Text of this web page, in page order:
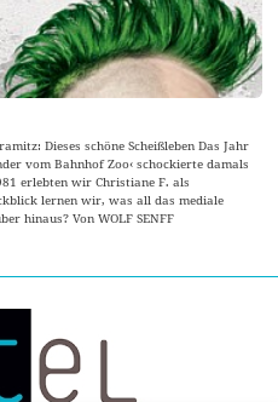
Dieses schöne Scheißleben Das Jahr
vom Bahnhof Zoo‹ schockierte damals
erlebten wir Christiane F. als
lernen wir, was all das mediale
hinaus? Von WOLF SENFF